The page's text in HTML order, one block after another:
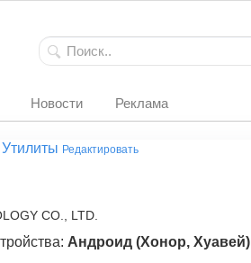
Новости Реклама
Утилиты Редактировать
CO., LTD.
Андроид (Хонор, Хуавей)